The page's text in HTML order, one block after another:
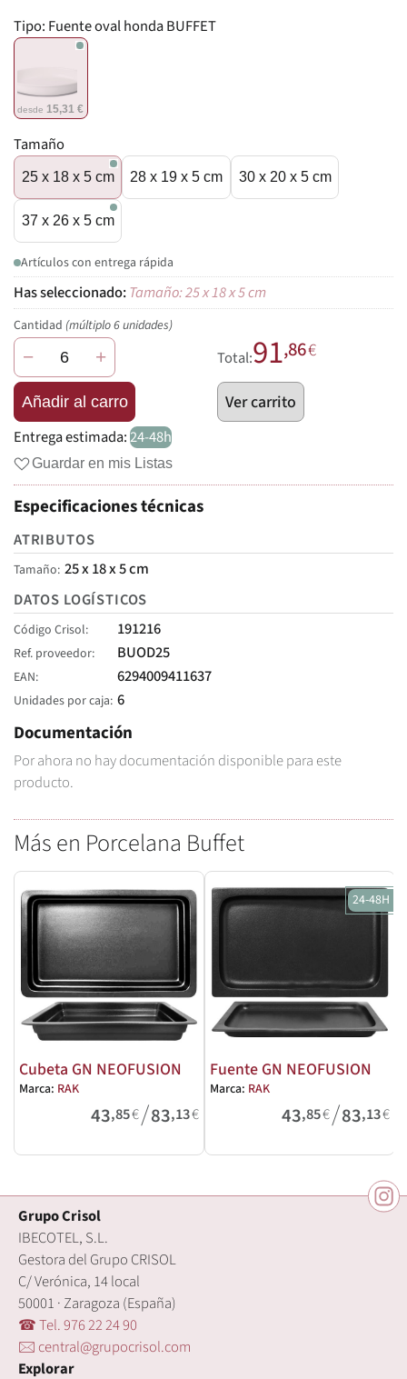
Tipo: Fuente oval honda BUFFET
desde 15,31 €
Tamaño
25 x 18 x 5 cm 28 x 19 x 5 cm 30 x 20 x 5 cm
37 x 26 x 5 cm
Artículos con entrega rápida
Tamaño: 25 x 18 x 5 cm
Cantidad (múltiplo 6 unidades)
− +
Añadir al carro
Total:91,86€
Ver carrito
Entrega estimada:24-48h
Guardar en mis Listas
Especificaciones técnicas
ATRIBUTOS
Tamaño 25 x 18 x 5 cm
DATOS LOGÍSTICOS
Código Crisol 191216
Ref. proveedor BUOD25
EAN 6294009411637
Unidades por caja 6
Documentación
Por ahora no hay documentación disponible para este
producto.
Más en Porcelana Buffet
Cubeta GN NEOFUSION
Marca: RAK
43,85€/83,13€
24-48H
Fuente GN NEOFUSION
Marca: RAK
43,85€/83,13€
Grupo Crisol
IBECOTEL, S.L.
Gestora del Grupo CRISOL
C/ Verónica, 14 local
50001 · Zaragoza (España)
☎ Tel. 976 22 24 90
🖂 central@grupocrisol.com
Explorar